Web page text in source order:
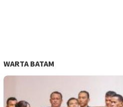
WARTA BATAM